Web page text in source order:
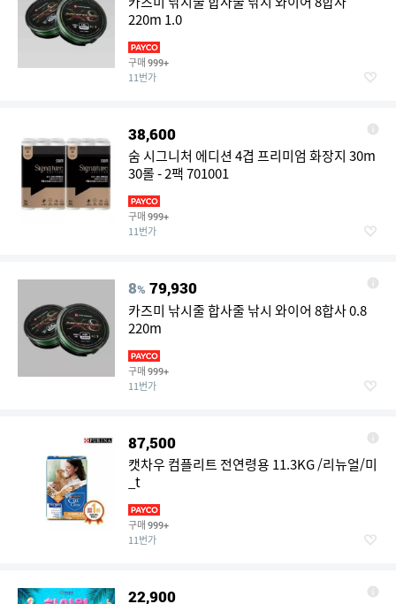
220m 1.0
구매 999+
11번가
38,600
숨 시그니처 에디션 4겹 프리미엄 화장지 30m
30롤 - 2팩 701001
구매 999+
11번가
8% 79,930
카즈미 낚시줄 합사줄 낚시 와이어 8합사 0.8
220m
구매 999+
11번가
87,500
캣차우 컴플리트 전연령용 11.3KG /리뉴얼/미
_t
구매 999+
11번가
22,900